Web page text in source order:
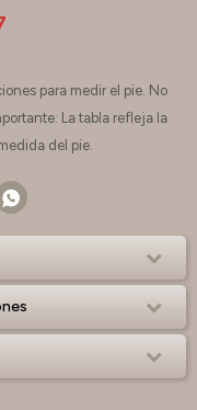
para medir el pie. No
La tabla refleja la
del pie.
